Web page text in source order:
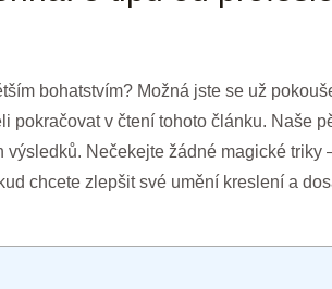
bohatstvím? Možná jste se už
pokračovat v čtení tohoto článku. Naše
Nečekejte žádné magické triky
chcete zlepšit své umění kreslení a